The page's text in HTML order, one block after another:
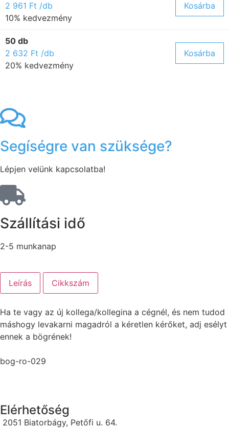
2 961 Ft /db
10% kedvezmény
Kosárba
50 db
2 632 Ft /db
20% kedvezmény
Kosárba
Segíségre van szüksége?
Lépjen velünk kapcsolatba!
Szállítási idő
2-5 munkanap
Leírás Cikkszám
Ha te vagy az új kollega/kollegina a cégnél, és nem tudod
máshogy levakarni magadról a kéretlen kérőket, adj esélyt
ennek a bögrének!
bog-ro-029
Elérhetőség
2051 Biatorbágy, Petőfi u. 64.